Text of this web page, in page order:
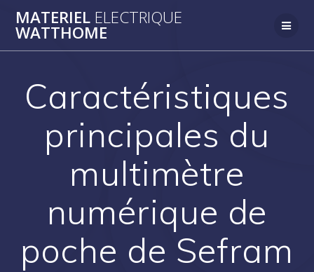
au
MATERIEL ELECTRIQUE
WATTHOME
Caractéristiques
principales du
multimètre
numérique de
poche de Sefram